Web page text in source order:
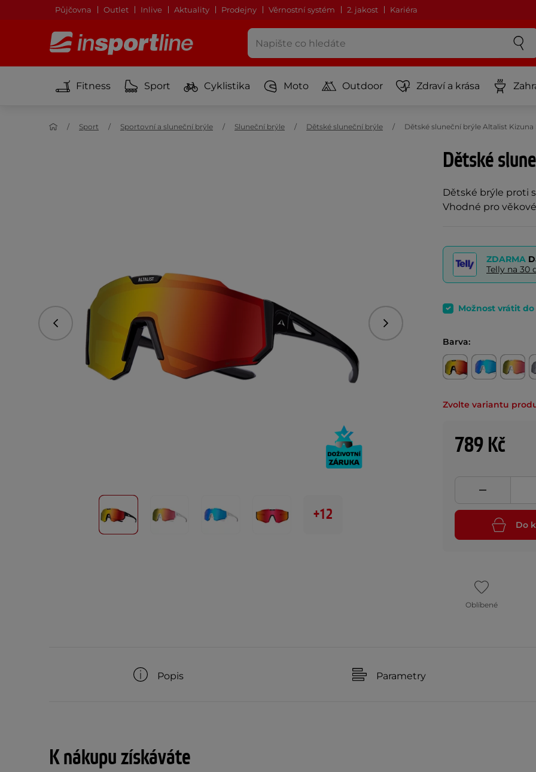
Půjčovna Outlet Inlive Aktuality Prodejny Věrnostní systém 2. jakost Kariéra
Fitness Sport Cyklistika Moto Outdoor Zdraví a krása
Sport Sportovní a sluneční brýle Sluneční brýle Dětské sluneční brýle Dětské sluneční brýle Altalist
Dětské
Dětské brýle proti
Vhodné pro
Předchozí Následující
+12
ZDARMA
Telly na 30
Možnost vrátit
Barva:
Zvolte variantu
789 Kč
Do
Oblíbené
Popis Parametry
K nákupu získáváte